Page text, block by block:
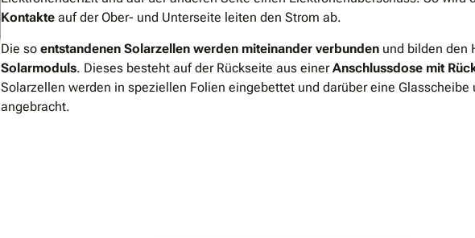
Kontakte auf der Ober- und Unterseite leiten den Strom ab.
Die so entstandenen Solarzellen werden miteinander verbunden und bilden den
Solarmoduls. Dieses besteht auf der Rückseite aus einerAnschlussdose mit
Solarzellen werden in speziellen Folien eingebettet und darüber eine
angebracht.